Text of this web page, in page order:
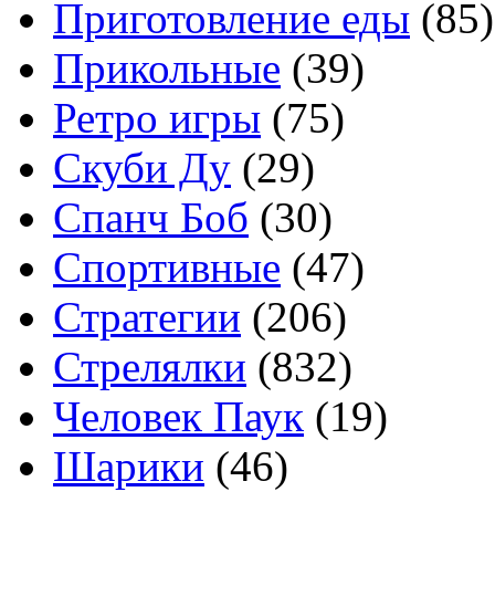
Приготовление еды (85)
Прикольные (39)
Ретро игры (75)
Скуби Ду (29)
Спанч Боб (30)
Спортивные (47)
Стратегии (206)
Стрелялки (832)
Человек Паук (19)
Шарики (46)